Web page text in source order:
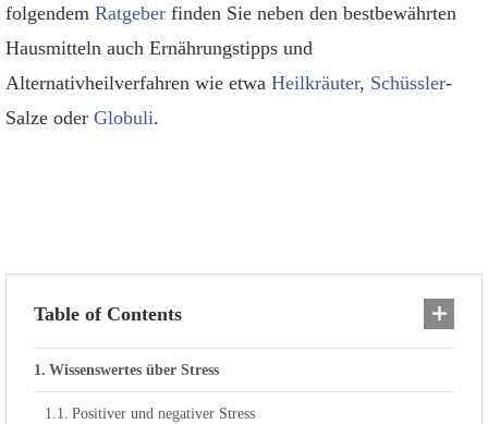
folgendem Ratgeber finden Sie neben den bestbewährten
Hausmitteln auch Ernährungstipps und
Alternativheilverfahren wie etwa Heilkräuter, Schüssler-
Salze oder Globuli.
Table of Contents
Wissenswertes über Stress
Positiver und negativer Stress